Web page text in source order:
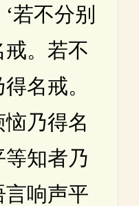
若不分别
。若不
名戒。
乃得名
知者乃
响声平